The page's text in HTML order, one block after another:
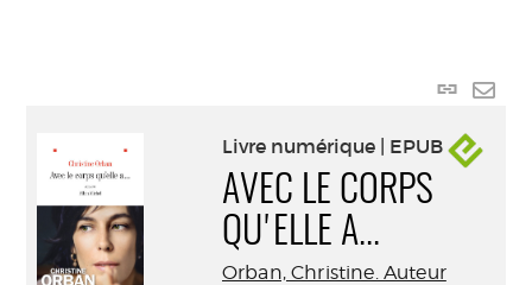
Lien
Livre numérique | EPUB
AVEC LE CORPS
QU'ELLE A...
Orban, Christine. Auteur